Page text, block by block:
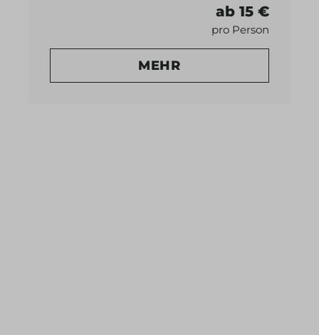
ab 15 €
pro Person
MEHR